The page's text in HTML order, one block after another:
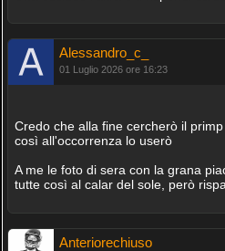
Alessandro_c_
01 Luglio 2026 ore 16:23
Credo che alla fine cercherò il
così all'occorrenza lo userò
A me le foto di sera con la grana
tutte così al calar del sole, però
Anteriorechiuso